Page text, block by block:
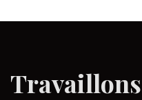
Travaillons